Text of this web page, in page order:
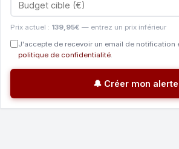
Prix actuel : 139,95€ — entrez un prix inférieur
J'accepte de recevoir un email de notification
politique de confidentialité.
🔔 Créer mon alerte